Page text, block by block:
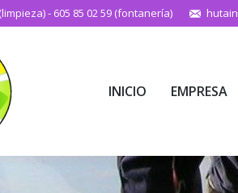
- 605 85 02 59 (fontanería)
INICIO EMPRESA